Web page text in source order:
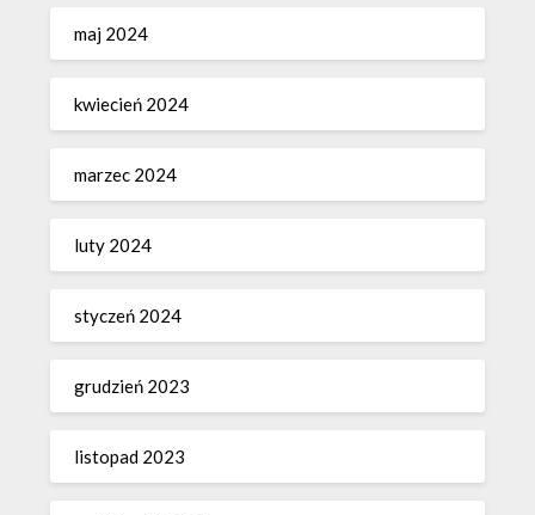
maj 2024
kwiecień 2024
marzec 2024
luty 2024
styczeń 2024
grudzień 2023
listopad 2023